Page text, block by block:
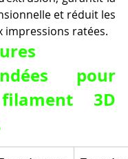
et réduit les
impressions ratées.
pour
3D